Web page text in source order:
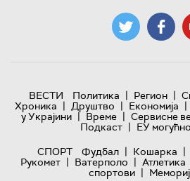
ВЕСТИ Политика | Регион |
Хроника | Друштво | Економија |
у Украјини | Време | Сервисне
Подкаст | ЕУ
СПОРТ
Фудбал | Кошарка |
Рукомет | Ватерполо | Атлетика
спортови |